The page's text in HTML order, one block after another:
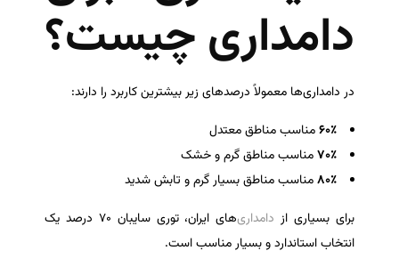
دامداری چیست؟
در دامداری‌ها معمولاً درصدهای زیر بیشترین کاربرد را دارند:
۶۰٪مناسب مناطق معتدل
۷۰٪مناسب مناطق گرم و خشک
۸۰٪مناسب مناطق بسیار گرم و تابش شدید
برای بسیاری از دامداری‌
های ایران، توری سایبان ۷۰ درصد یک
انتخاب استاندارد و بسیار مناسب است.